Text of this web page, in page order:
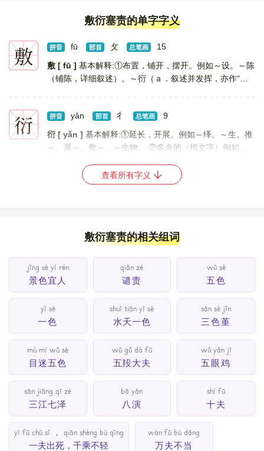
敷衍塞责的单字字义
敷 拼音 fū 部首 攵 总笔画
15
敷 [ fū ] 基本解释:①布置，铺开，摆开。例如～设。～陈
（铺陈，详细叙述）。～衍（ａ．叙述并发挥，亦作“敷
[更多解释]
衍 拼音 yǎn 部首 彳 总笔画
9
衍 [ yǎn ] 基本解释:①延长，开展。例如～绎。～生。推
～。展～。敷～。～生物。 ②多余的（指文字）例如～
③低而平坦之地。例如～沃（土地平坦肥美。亦作“沃...
查看所有字义
敷衍塞责的相关组词
jǐng sè yí rén
景色宜人
qiǎn zé
谴责
wǔ sè
五色
yī sè
一色
shuǐ tiān yī sè
水天一色
sān sè jǐn
三色堇
mù mí wǔ sè
目迷五色
wǔ gǔ dà fū
五羖大夫
wǔ yǎn jī
五眼鸡
sān jiāng qī zé
三江七泽
bā yǎn
八演
shí fū
十夫
yī fū chū sǐ ， qiān shèng bù qīng
一夫出死，千乘不轻
wàn fū bù dāng
万夫不当